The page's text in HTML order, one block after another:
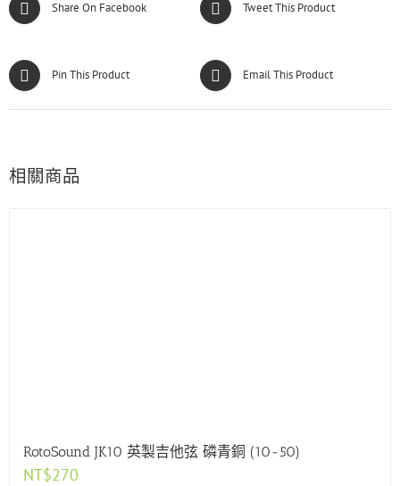
Share On Facebook Tweet This Product
Pin This Product Email This Product
相關商品
RotoSound JK10 英製吉他弦 磷青銅 (10-50)
NT$270